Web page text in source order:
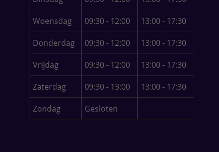
het was vóór de "operatie".
Kortom een geweldige keus om met
TechHelden in zee te gaan. Ik woon in Lage
Zwaluwe. Binnen een kwartier sta ik bij
geruststellende gedachte dat je zo dichtbij
specialist hebt. Ik wil door mijn ervaring
iedereen die problemen heeft met laptop, pc
en dergelijke TechHelden van harte
Woensdag 09:30 - 12:00 13:00 - 17:30
Donderdag 09:30 - 12:00 13:00 - 17:30
Vrijdag 09:30 - 12:00 13:00 - 17:30
Zaterdag 09:30 - 13:00 13:00 - 17:30
Zondag Gesloten